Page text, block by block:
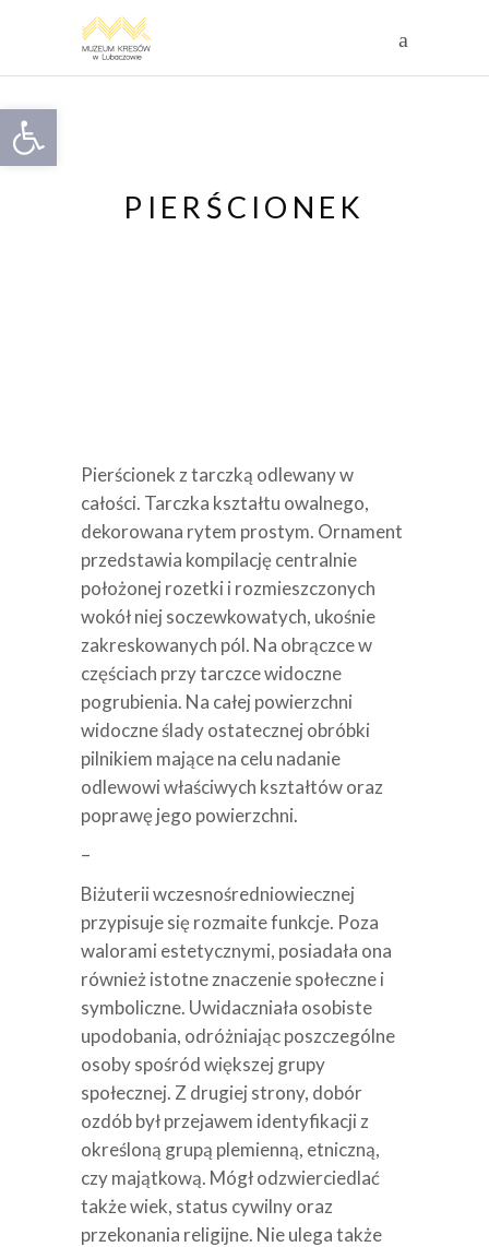
Otwórz pasek narzędzi
PIERŚCIONEK
Pierścionek z tarczką odlewany w
całości. Tarczka kształtu owalnego,
dekorowana rytem prostym. Ornament
przedstawia kompilację centralnie
położonej rozetki i rozmieszczonych
wokół niej soczewkowatych, ukośnie
zakreskowanych pól. Na obrączce w
częściach przy tarczce widoczne
pogrubienia. Na całej powierzchni
widoczne ślady ostatecznej obróbki
pilnikiem mające na celu nadanie
odlewowi właściwych kształtów oraz
poprawę jego powierzchni.
–
Biżuterii wczesnośredniowiecznej
przypisuje się rozmaite funkcje. Poza
walorami estetycznymi, posiadała ona
również istotne znaczenie społeczne i
symboliczne. Uwidaczniała osobiste
upodobania, odróżniając poszczególne
osoby spośród większej grupy
społecznej. Z drugiej strony, dobór
ozdób był przejawem identyfikacji z
określoną grupą plemienną, etniczną,
czy majątkową. Mógł odzwierciedlać
także wiek, status cywilny oraz
przekonania religijne. Nie ulega także